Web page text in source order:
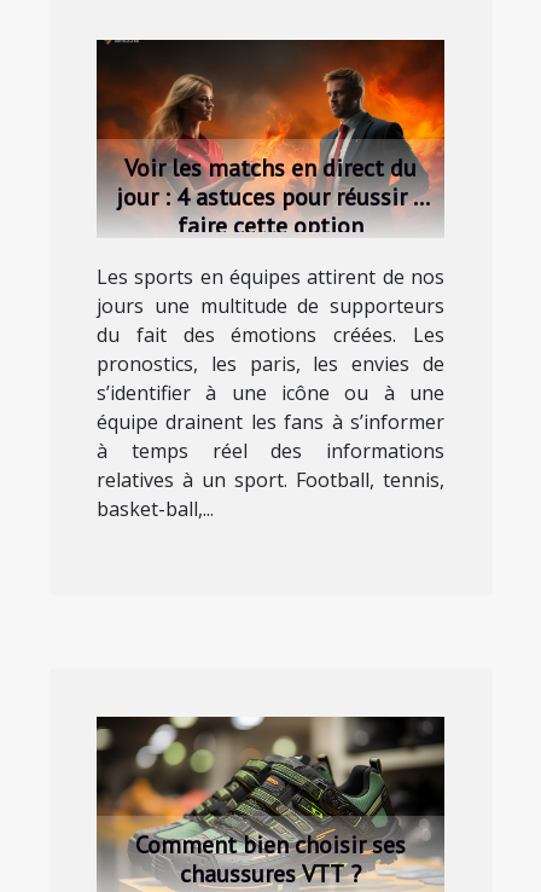
Voir les matchs en direct du
jour : 4 astuces pour réussir à
faire cette option
Les sports en équipes attirent de nos
jours une multitude de supporteurs
du fait des émotions créées. Les
pronostics, les paris, les envies de
s’identifier à une icône ou à une
équipe drainent les fans à s’informer
à temps réel des informations
relatives à un sport. Football, tennis,
basket-ball,...
Comment bien choisir ses
chaussures VTT ?